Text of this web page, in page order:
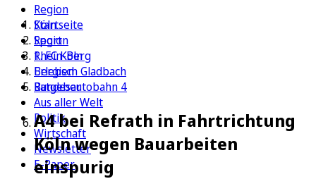
Region
Köln
Sport
1. FC Köln
Erleben
Ratgeber
Aus aller Welt
Politik
Wirtschaft
Newsletter
E-Paper
Startseite
Region
Rhein-Berg
Bergisch Gladbach
Bundesautobahn 4
A4 bei Refrath in Fahrtrichtung
Köln wegen Bauarbeiten
einspurig